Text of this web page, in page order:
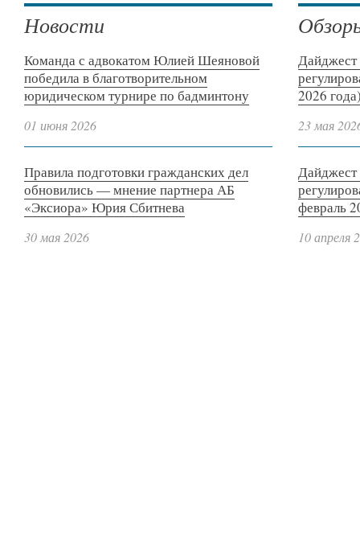
Новости
Команда с адвокатом Юлией Шеяновой
победила в благотворительном
юридическом турнире по бадминтону
01 июня 2026
Правила подготовки гражданских дел
обновились — мнение партнера АБ
«Эксиора» Юрия Сбитнева
30 мая 2026
Дайджест
2026
23 мая
Дайджест
февраль
10 апреля